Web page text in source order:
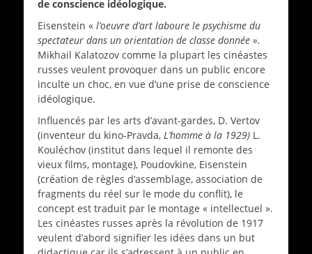
de conscience idéologique.
Eisenstein « l’oeuvre d’art laboure le psychisme du
spectateur dans un orientation de classe donnée ».
Mikhail Kalatozov comme la plupart les cinéastes
russes veulent provoquer dans un public encore
inculte un choc, en vue d’une prise de conscience
idéologique.
Influencés par les arts d’avant-gardes, D. Vertov
(inventeur du kino-Pravda, L’homme à la 1929) L.
Kouléchov (institut dans lequel il remonte des
vieux films, montage), Poudovkine, Eisenstein
(création de règles d’assemblage, association de
fragments du réel sur le mode du conflit), le
concept est traduit par le montage « intellectuel ».
Les cinéastes russes après la révolution de 1917
veulent d’abord signifier les idées dans un but